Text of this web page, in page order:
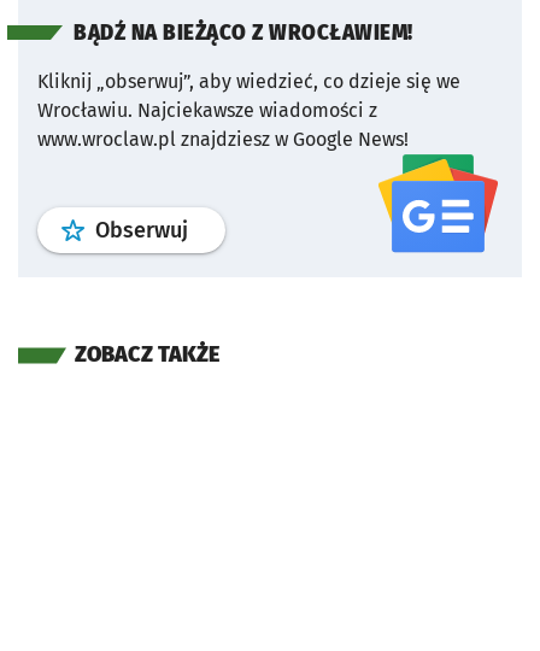
BĄDŹ NA BIEŻĄCO Z WROCŁAWIEM!
Kliknij „obserwuj”, aby wiedzieć, co dzieje się we
Wrocławiu. Najciekawsze wiadomości z
www.wroclaw.pl znajdziesz w Google News!
Obserwuj profil serwisu
ZOBACZ TAKŻE